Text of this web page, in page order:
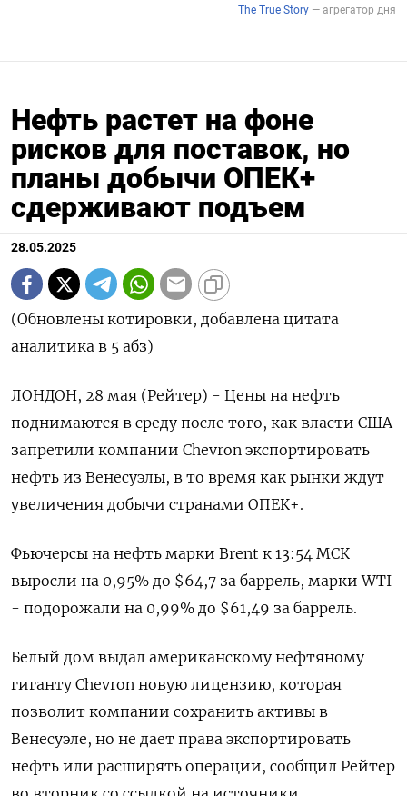
Нефть растет на фоне
рисков для поставок, но
планы добычи ОПЕК+
сдерживают подъем
28.05.2025
(Обновлены котировки, добавлена цитата
аналитика в 5 абз)
ЛОНДОН, 28 мая (Рейтер) - Цены на нефть
поднимаются в среду после того, как власти США
запретили компании Chevron экспортировать
нефть из Венесуэлы, в то время как рынки ждут
увеличения добычи странами ОПЕК+.
Фьючерсы на нефть марки Brent к 13:54 МСК
выросли на 0,95% до $64,7 за баррель, марки WTI
- подорожали на 0,99% до $61,49 за баррель.
Белый дом выдал американскому нефтяному
гиганту Chevron новую лицензию, которая
позволит компании сохранить активы в
Венесуэле, но не дает права экспортировать
нефть или расширять операции, сообщил Рейтер